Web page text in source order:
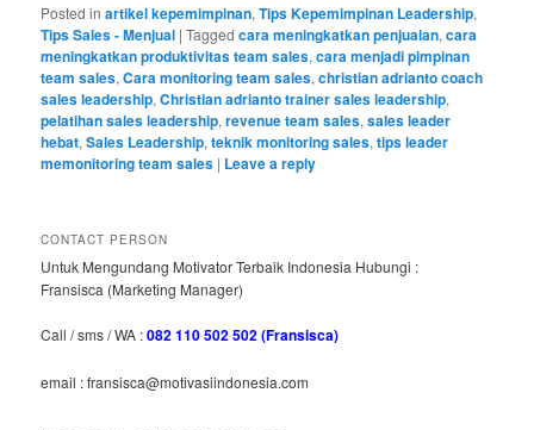
Posted in artikel kepemimpinan,Tips Kepemimpinan Leadership,
Tips Sales - Menjual |Tagged cara meningkatkan penjualan,cara
meningkatkan produktivitas team sales,cara menjadi pimpinan
team sales,Cara monitoring team sales,christian adrianto coach
sales leadership,Christian adrianto trainer sales leadership,
pelatihan sales leadership,revenue team sales,sales leader
hebat,Sales Leadership,teknik monitoring sales,tips leader
memonitoring team sales | Leave a reply
CONTACT PERSON
Untuk Mengundang Motivator Terbaik Indonesia Hubungi :
Fransisca (Marketing Manager)
Call / sms / WA :082 110 502 502 (Fransisca)
email : fransisca@motivasiindonesia.com